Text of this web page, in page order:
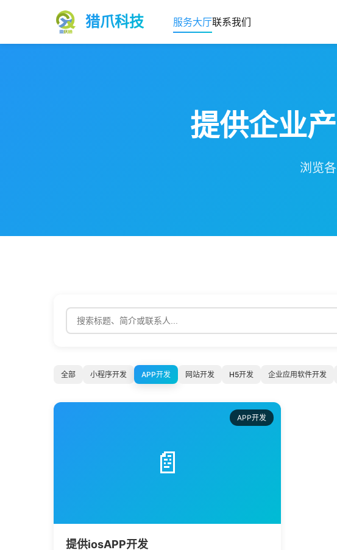
猎爪科技 服务大厅联系我们
提供企业
浏览
全部 小程序开发 APP开发 网站开发 H5开发 企业应用软件开发
📄
APP开发
提供iosAPP开发